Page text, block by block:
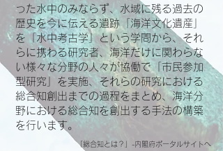
った水中のみならず、水域に残る過去の
歴史を今に伝える遺跡「海洋文化遺産」
を「水中考古学」という学問から、それ
らに携わる研究者、海洋だけに関わらな
い様々な分野の人々が協働で「市民参加
型研究」を実施、それらの研究における
総合知創出までの過程をまとめ、海洋分
野における総合知を創出する手法の構築
を行います。
​「 総合知とは？ 」-内閣府ポータルサイトへ